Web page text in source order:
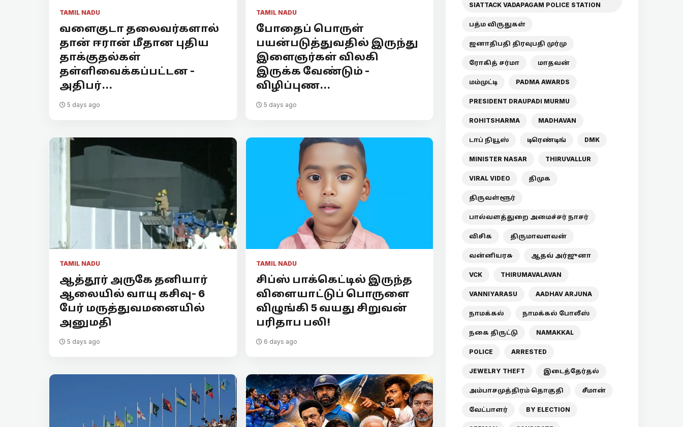
TAMIL NADU
வளைகுடா தலைவர்களால்
தான் ஈரான் மீதான புதிய
தாக்குதல்கள்
தள்ளிவைக்கப்பட்டன -
அதிபர்...
5 days ago
TAMIL NADU
போதைப் பொருள்
பயன்படுத்துவதில் இருந்து
இளைஞர்கள் விலகி
இருக்க வேண்டும் -
விழிப்புண...
5 days ago
TAMIL NADU
ஆத்தூர் அருகே தனியார்
ஆலையில் வாயு கசிவு- 6
பேர் மருத்துவமனையில்
அனுமதி
5 days ago
TAMIL NADU
சிப்ஸ் பாக்கெட்டில் இருந்த
விளையாட்டுப் பொருளை
விழுங்கி 5 வயது சிறுவன்
பரிதாப பலி!
6 days ago
SIATTACK VADAPAGAM POLICE STATION
பத்ம விருதுகள்
ஜனாதிபதி திரவுபதி முர்மு
ரோகித் சர்மா மாதவன்
மம்முட்டி PADMA AWARDS
PRESIDENT DRAUPADI MURMU
ROHITSHARMA MADHAVAN
டாப் நியூஸ் டிரெண்டிங் DMK
MINISTER NASAR THIRUVALLUR
VIRAL VIDEO திமுக
திருவள்ளூர்
பால்வளத்துறை அமைச்சர் நாசர்
விசிக திருமாவளவன்
வன்னியரசு ஆதவ் அர்ஜுனா
VCK THIRUMAVALAVAN
VANNIYARASU AADHAV ARJUNA
நாமக்கல் நாமக்கல் போலீஸ்
நகை திருட்டு NAMAKKAL
POLICE ARRESTED
JEWELRY THEFT இடைத்தேர்தல்
அம்பாசமுத்திரம் தொகுதி சீமான்
வேட்பாளர் BY ELECTION